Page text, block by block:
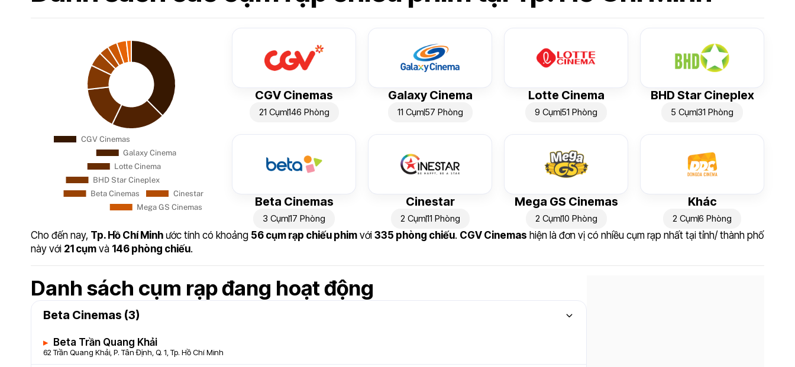
CGV Cinemas
21 Cụm146 Phòng
Galaxy Cinema
11 Cụm57 Phòng
Lotte Cinema
9 Cụm51 Phòng
BHD Star Cineplex
5 Cụm31 Phòng
Beta Cinemas
3 Cụm17 Phòng
Cinestar
2 Cụm11 Phòng
Mega GS Cinemas
2 Cụm10 Phòng
Khác
2 Cụm6 Phòng
Cho đến nay, Tp. Hồ Chí Minh ước tính có khoảng 56 cụm rạp chiếu phim với 335 phòng chiếu. CGV Cinemas hiện là đơn vị có nhiều cụm rạp nhất tại tỉnh/ thành phố
này với 21 cụm và 146 phòng chiếu.
Danh sách cụm rạp đang hoạt động
Beta Cinemas (3)
Beta Trần Quang Khải
62 Trần Quang Khải, P. Tân Định, Q. 1, Tp. Hồ Chí Minh